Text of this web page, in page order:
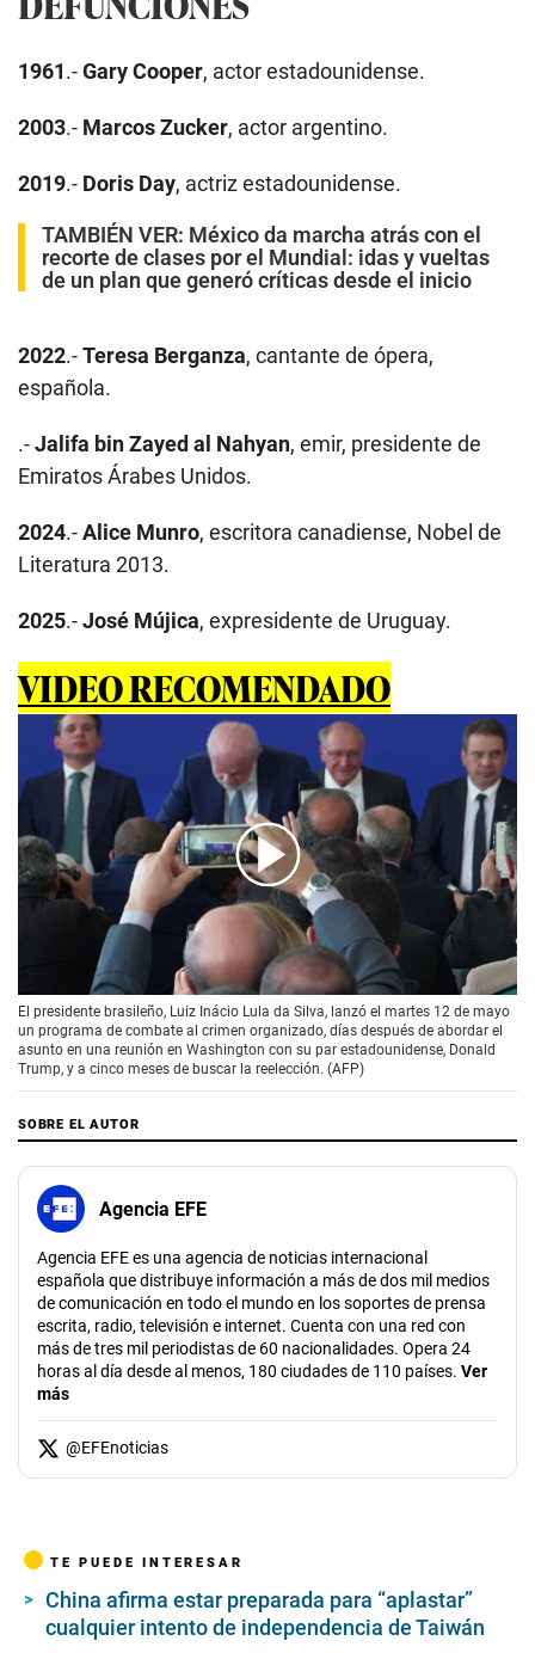
1961.-Gary Cooper, actor estadounidense.
2003.- Marcos Zucker, actor argentino.
2019.- Doris Day, actriz estadounidense.
TAMBIÉN VER: México da marcha atrás con el
recorte de clases por el Mundial: idas y vueltas
de un plan que generó críticas desde el inicio
2022.-Teresa Berganza, cantante de ópera,
española.
.-Jalifa bin Zayed al Nahyan, emir, presidente de
Emiratos Árabes Unidos.
2024.-Alice Munro, escritora canadiense, Nobel de
Literatura 2013.
2025.-José Mújica, expresidente de Uruguay.
VIDEO RECOMENDADO
01:44
El presidente brasileño, Luiz Inácio Lula da Silva, lanzó el martes 12 de mayo
un programa de combate al crimen organizado, días después de abordar el
asunto en una reunión en Washington con su par estadounidense, Donald
Trump, y a cinco meses de buscar la reelección. (AFP)
SOBRE EL AUTOR
Agencia EFE
Agencia EFE es una agencia de noticias internacional
española que distribuye información a más de dos mil medios
de comunicación en todo el mundo en los soportes de prensa
escrita, radio, televisión e internet. Cuenta con una red con
más de tres mil periodistas de 60 nacionalidades. Opera 24
horas al día desde al menos, 180 ciudades de 110 países. Ver
más
@EFEnoticias
TE PUEDE INTERESAR
China afirma estar preparada para “aplastar”
cualquier intento de independencia de Taiwán